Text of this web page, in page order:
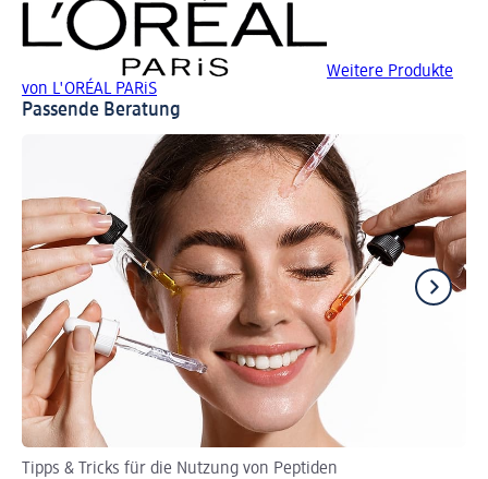
Weitere Produkte
von L'ORÉAL PARiS
Passende Beratung
Tipps & Tricks für die Nutzung von Peptiden